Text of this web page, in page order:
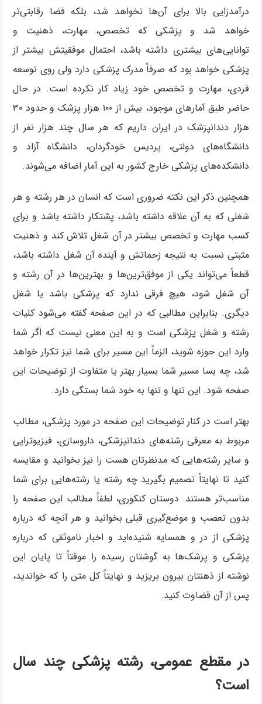
درآمدزایی بالا برای آن‌ها نخواهد شد، بلکه فضا رقابتی‌تر
خواهد شد و پزشکی که تخصص، مهارت، ذهنیت و
توانایی‌های بیشتری داشته باشد، احتمال موفقیتش بیشتر از
پزشکی خواهد بود که صرفاً مدرک پزشکی دارد ولی روی توسعه
فردی، مهارت و تخصص خود زیاد کار نکرده است. در حال
حاضر طبق آمارهای موجود، بیش از ۱۰۰ هزار پزشک و حدود ۳۰
هزار دندانپزشک در ایران داریم که هر سال چند هزار نفر از
دانشگاه‌های دولتی، پردیس خودگردان، دانشگاه آزاد و
دانشکده‌های پزشکی خارج کشور به این آمار اضافه می‌شوند.
همچنین ذکر این نکته ضروری است که انسان در هر رشته و هر
شغلی که به آن علاقه داشته باشد، پشتکار داشته باشد و برای
کسب مهارت و تخصص بیشتر در آن شغل تلاش کند و ذهنیت
مثبتی نسبت به نتیجه زحماتش و آینده آن شغل داشته باشد،
قطعاً می‌تواند یکی از موفق‌ترین‌ها و بهترین‌ها در آن رشته و
آن شغل شود، هیچ فرقی ندارد که پزشکی باشد یا شغل
دیگری. بنابراین مطالبی که در این صفحه گفته می‌شود کلیات
رشته و شغل پزشکی است و به این معنی نیست که اگر شما
وارد این حوزه شوید، الزماً این مسیر برای شما نیز تکرار خواهد
شد، چه بسا مسیر شما بسیار بهتر یا متفاوت از توضیحات این
صفحه شود. این تنها و تنها به خود شما بستگی دارد.
بهتر است در کنار توضیحات این صفحه در مورد پزشکی، مطالب
مربوط به معرفی رشته‌های دندانپزشکی، داروسازی، فیزیوتراپی
و سایر رشته‌هایی که مدنظرتان هست را نیز بخوانید و مقایسه
کنید تا نهایتاً تصمیم بگیرید چه رشته یا رشته‌هایی برای شما
مناسب‌تر هستند. دوستان کنکوری، لطفاً مطالب این صفحه را
بدون تعصب و موضع‌گیری قبلی بخوانید و هر آنچه که درباره
پزشکی از در و همسایه شنیده‌اید و اخبار ناموثقی که درباره
پزشکی و پزشک‌ها به گوشتان رسیده را موقتاً تا پایان این
نوشته از ذهنتان بیرون بریزید و نهایتاً کل متن را که خواندید،
پس از آن قضاوت کنید.
در مقطع عمومی، رشته پزشکی چند سال
است؟